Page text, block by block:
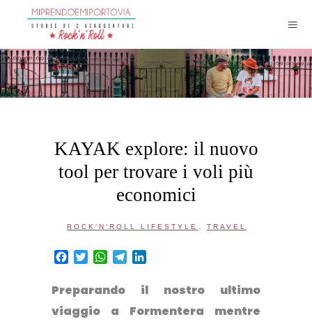
KAYAK explore: il nuovo
tool per trovare i voli più
economici
ROCK’N’ROLL LIFESTYLE , TRAVEL
Facebook
TwitterWhatsApp
Telegram
Preparando il nostro ultimo
viaggio a Formentera mentre